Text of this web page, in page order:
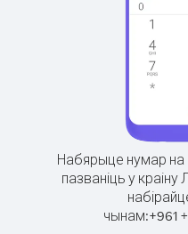
Набярыце нумар на
пазваніць у краіну
чынам:+961 +